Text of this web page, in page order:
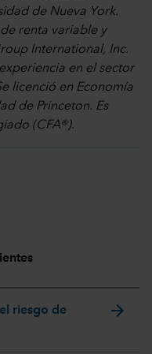
de Nueva York.
renta variable y
International, Inc.
en el sector
licenció en Economía
de Princeton. Es
(CFA®).
riesgo de
arrow_forward